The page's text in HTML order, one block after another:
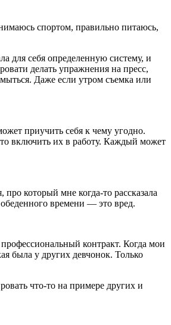
спортом, правильно питаюсь,
для себя определенную систему, и
делать упражнения на пресс,
Даже если утром съемка или
приучить себя к чему угодно.
включить их в работу. Каждый может
который мне когда-то рассказала
времени — это вред.
контракт. Когда мои
была у других девчонок. Только
что-то на примере других и